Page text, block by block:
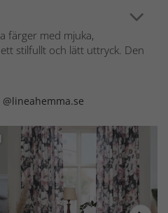
färger med mjuka,
stilfullt och lätt uttryck. Den